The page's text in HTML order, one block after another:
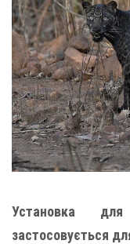
Установка
застосовується